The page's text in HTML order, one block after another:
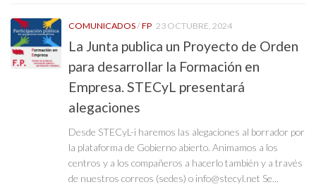
COMUNICADOS/FP 23 OCTUBRE, 2024
La Junta publica un Proyecto de Orden
para desarrollar la Formación en
Empresa. STECyL presentará
alegaciones
Desde STECyL-i haremos las alegaciones al borrador por
la plataforma de Gobierno abierto. Animamos a los
centros y a los compañeros a hacerlo también y a través
de nuestros correos (sedes) o info@stecyl.net Se...